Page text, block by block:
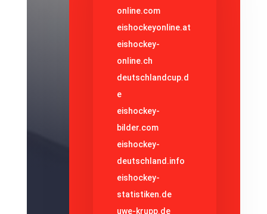
online.com
eishockeyonline.at
eishockey-
online.ch
deutschlandcup.d
e
eishockey-
bilder.com
eishockey-
deutschland.info
eishockey-
statistiken.de
uwe-krupp.de